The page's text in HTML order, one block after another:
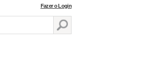
Fazer o Login